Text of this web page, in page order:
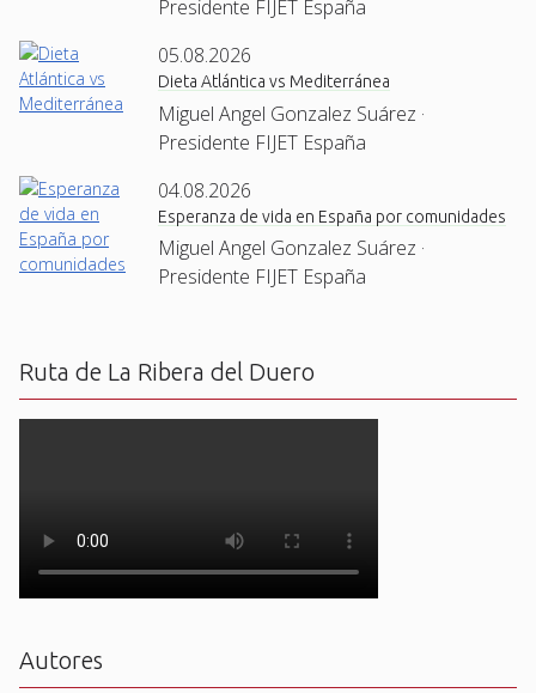
Presidente FIJET España
05.08.2026
Dieta Atlántica vs Mediterránea
Miguel Angel Gonzalez Suárez ·
Presidente FIJET España
04.08.2026
Esperanza de vida en España por comunidades
Miguel Angel Gonzalez Suárez ·
Presidente FIJET España
Ruta de La Ribera del Duero
Autores